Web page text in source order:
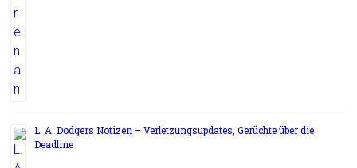
L. A. Dodgers Notizen – Verletzungsupdates, Gerüchte über die
Deadline